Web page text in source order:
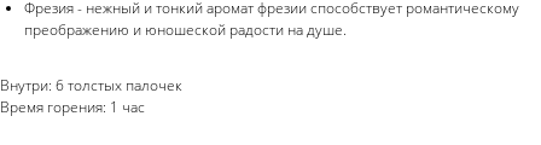
Фрезия - нежный и тонкий аромат фрезии способствует романтическому
преображению и юношеской радости на душе.
Внутри: 6 толстых палочек
Время горения: 1 час